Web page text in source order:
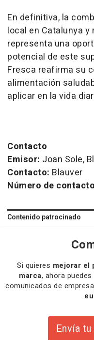
En definitiva, la
local en Catalunya
representa una
potencial de este
Fresca reafirma su
alimentación
aplicar en la vida
Contacto
Emisor: Joan Sole,
Contacto: Blauver
Número de
Contenido patrocinado
Si quieres mejorar el
marca, ahora
comunicados de
Envía